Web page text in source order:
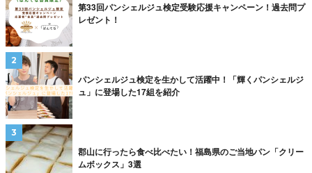
第33回パンシェルジュ検定受験応援キャンペーン！過去問プ
レゼント！
パンシェルジュ検定を生かして活躍中！「輝くパンシェルジ
ュ」に登場した17組を紹介
郡山に行ったら食べ比べたい！福島県のご当地パン「クリー
ムボックス」3選